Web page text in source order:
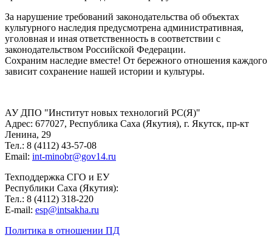
За нарушение требований законодательства об объектах
культурного наследия предусмотрена административная,
уголовная и иная ответственность в соответствии с
законодательством Российской Федерации.
Сохраним наследие вместе! От бережного отношения каждого
зависит сохранение нашей истории и культуры.
АУ ДПО "Институт новых технологий РС(Я)"
Адрес: 677027, Республика Саха (Якутия), г. Якутск, пр-кт
Ленина, 29
Тел.: 8 (4112) 43-57-08
Email: int-minobr@gov14.ru
Техподдержка СГО и ЕУ
Республики Саха (Якутия):
Тел.: 8 (4112) 318-220
E-mail: esp@intsakha.ru
Политика в отношении ПД